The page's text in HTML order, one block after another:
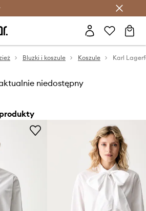
z Answear Club >
Bluzki i koszule Koszule Karl
niedostępny